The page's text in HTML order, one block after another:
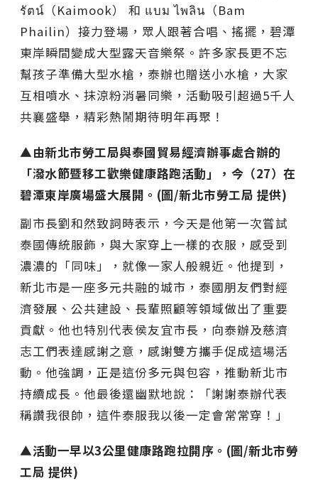
รัตน์（Kaimook） 和 แบม ไพลิน（Bam
Phailin）接力登場，眾人跟著合唱、搖擺，碧潭
東岸瞬間變成大型露天音樂祭。許多家長更不忘
幫孩子準備大型水槍，泰辦也贈送小水槍，大家
互相噴水、抹涼粉消暑同樂，活動吸引超過5千人
共襄盛舉，精彩熱鬧期待明年再聚！
▲由新北市勞工局與泰國貿易經濟辦事處合辦的
「潑水節暨移工歡樂健康路跑活動」，今（27）在
碧潭東岸廣場盛大展開。(圖/新北市勞工局 提供)
副市長劉和然致詞時表示，今天是他第一次嘗試
泰國傳統服飾，與大家穿上一樣的衣服，感受到
濃濃的「同味」，就像一家人般親近。他提到，
新北市是一座多元共融的城市，泰國朋友們對經
濟發展、公共建設、長輩照顧等領域做出了重要
貢獻。他也特別代表侯友宜市長，向泰辦及慈濟
志工們表達感謝之意，感謝雙方攜手促成這場活
動。他強調，正是這份多元與包容，推動新北市
持續成長。他最後還幽默地說：「謝謝泰辦代表
稱讚我很帥，這件泰服我以後一定會常常穿！」
▲活動一早以3公里健康路跑拉開序。(圖/新北市勞
工局 提供)